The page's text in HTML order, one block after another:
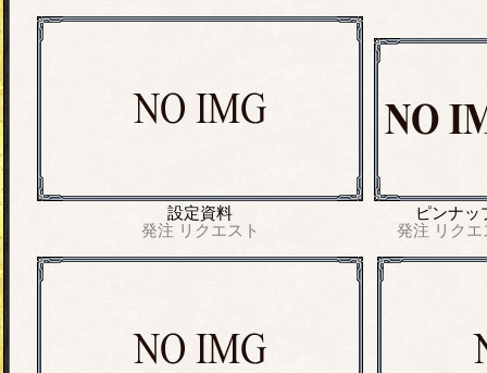
設定資料
発注 リクエスト
ピンナッ
発注 リク